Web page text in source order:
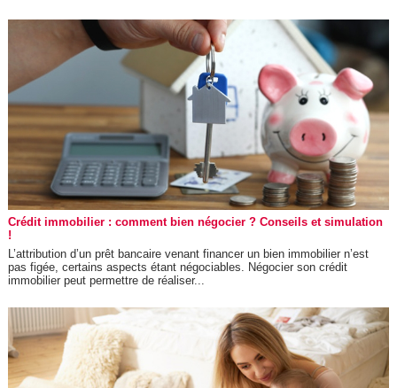
Crédit immobilier : comment bien négocier ? Conseils et simulation
!
L’attribution d’un prêt bancaire venant financer un bien immobilier n’est
pas figée, certains aspects étant négociables. Négocier son crédit
immobilier peut permettre de réaliser...